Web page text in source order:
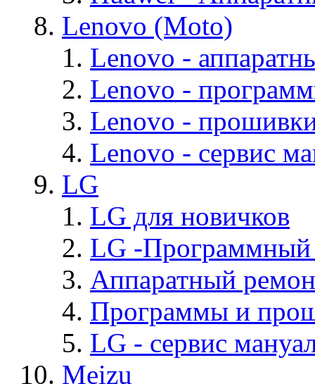
Lenovo (Moto)
Lenovo -
Lenovo -
Lenovo -
Lenovo - cервис
LG
LG для новичков
LG -Программный
Аппаратный
Программы и
LG - cервис
Meizu